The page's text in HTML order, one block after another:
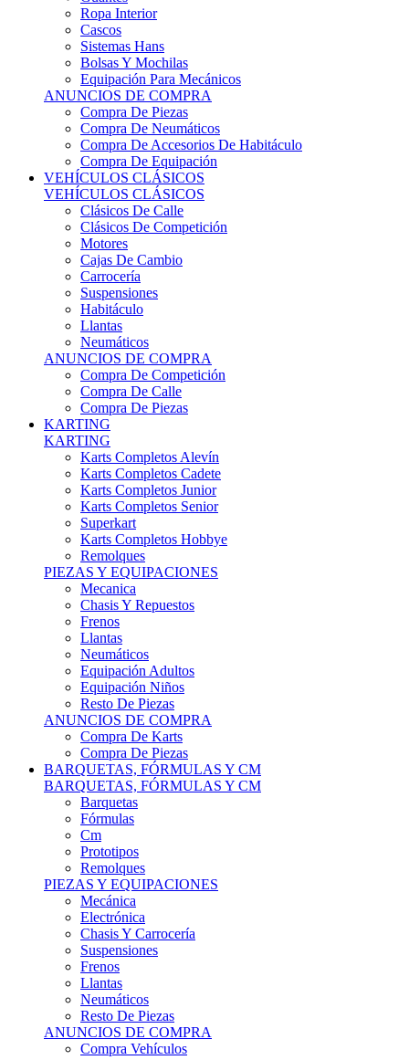
Cascos
Sistemas Hans
Bolsas Y Mochilas
Equipación Para Mecánicos
ANUNCIOS DE COMPRA
Compra De Piezas
Compra De Neumáticos
Compra De Accesorios De Habitáculo
Compra De Equipación
VEHÍCULOS CLÁSICOS
VEHÍCULOS CLÁSICOS
Clásicos De Calle
Clásicos De Competición
Motores
Cajas De Cambio
Carrocería
Suspensiones
Habitáculo
Llantas
Neumáticos
ANUNCIOS DE COMPRA
Compra De Competición
Compra De Calle
Compra De Piezas
KARTING
KARTING
Karts Completos Alevín
Karts Completos Cadete
Karts Completos Junior
Karts Completos Senior
Superkart
Karts Completos Hobbye
Remolques
PIEZAS Y EQUIPACIONES
Mecanica
Chasis Y Repuestos
Frenos
Llantas
Neumáticos
Equipación Adultos
Equipación Niños
Resto De Piezas
ANUNCIOS DE COMPRA
Compra De Karts
Compra De Piezas
BARQUETAS, FÓRMULAS Y CM
BARQUETAS, FÓRMULAS Y CM
Barquetas
Fórmulas
Cm
Prototipos
Remolques
PIEZAS Y EQUIPACIONES
Mecánica
Electrónica
Chasis Y Carrocería
Suspensiones
Frenos
Llantas
Neumáticos
Resto De Piezas
ANUNCIOS DE COMPRA
Compra Vehículos
Compra De Piezas